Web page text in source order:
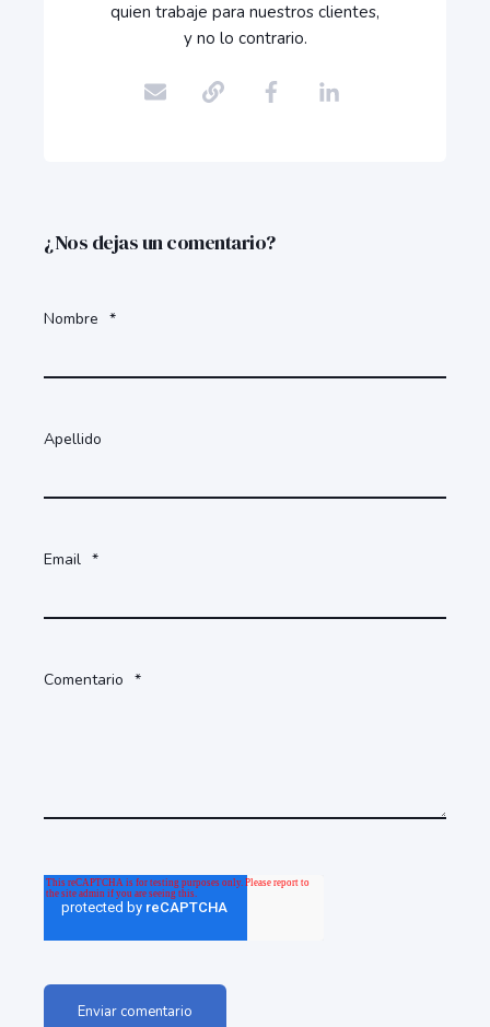
quien trabaje para nuestros clientes,
y no lo contrario.
¿Nos dejas un comentario?
Nombre *
Apellido
Email *
Comentario *